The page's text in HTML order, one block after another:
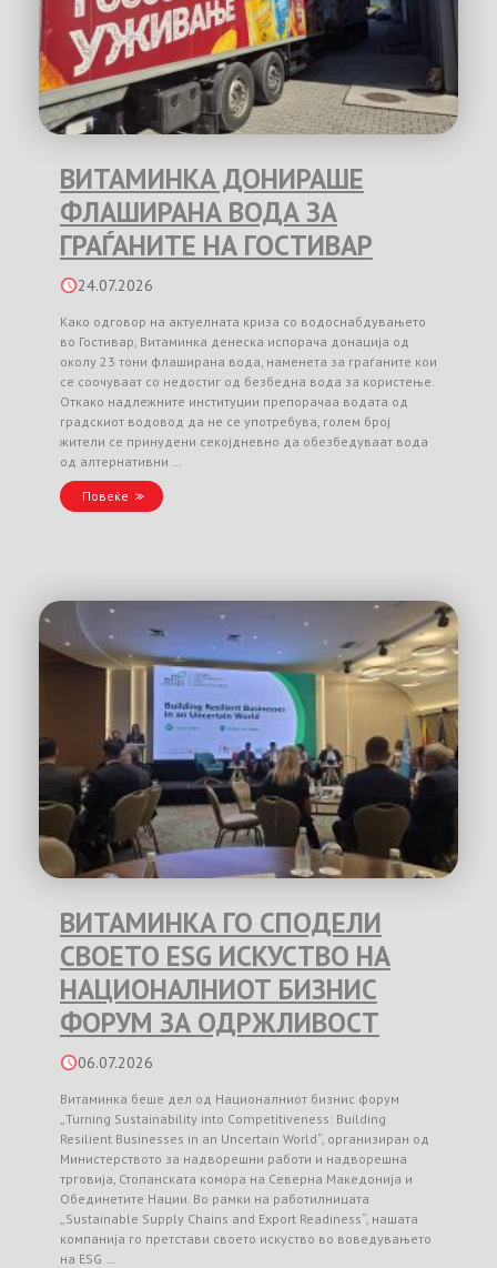
ВИТАМИНКА ДОНИРАШЕ
ФЛАШИРАНА ВОДА ЗА
ГРАЃАНИТЕ НА ГОСТИВАР
24.07.2026
Како одговор на актуелната криза со водоснабдувањето
во Гостивар, Витаминка денеска испорача донација од
околу 23 тони флаширана вода, наменета за граѓаните кои
се соочуваат со недостиг од безбедна вода за користење.
Откако надлежните институции препорачаа водата од
градскиот водовод да не се употребува, голем број
жители се принудени секојдневно да обезбедуваат вода
од алтернативни …
Повеќе
ВИТАМИНКА ГО СПОДЕЛИ
СВОЕТО ESG ИСКУСТВО НА
НАЦИОНАЛНИОТ БИЗНИС
ФОРУМ ЗА ОДРЖЛИВОСТ
06.07.2026
Витаминка беше дел од Националниот бизнис форум
„Turning Sustainability into Competitiveness: Building
Resilient Businesses in an Uncertain World“, организиран од
Министерството за надворешни работи и надворешна
трговија, Стопанската комора на Северна Македонија и
Обединетите Нации. Во рамки на работилницата
„Sustainable Supply Chains and Export Readiness“, нашата
компанија го претстави своето искуство во воведувањето
на ESG …